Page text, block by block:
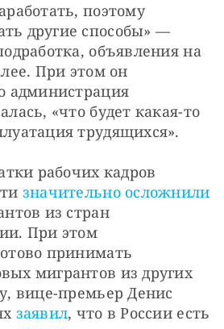
поэтому
другие способы» —
объявления на
При этом он
администрация
«что будет какая-то
трудящихся».
рабочих кадров
значительно осложнили
из стран
При этом
принимать
мигрантов из других
вице-премьер Денис
заявил, что в России есть